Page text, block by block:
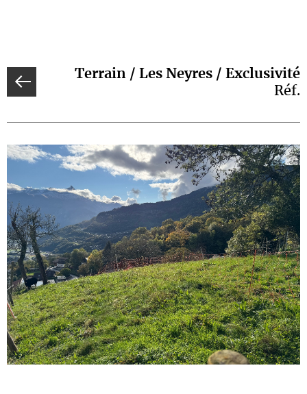
Terrain / Les Neyres / Exclusivité
Réf.